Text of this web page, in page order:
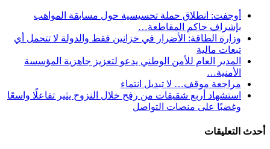
أوجفت: انطلاق حملة تحسيسية حول مسابقة المواهب
بإشراف حاكم المقاطعة…
وزارة الطاقة: الأضرار في خزانين فقط والدولة لا تتحمل أي
تبعات مالية
المدير العام للأمن الوطني يدعو لتعزيز جاهزية المؤسسة
الأمنية…
مراجعة موقف… لا تبديل انتماء
استشهاد أربع شقيقات من رفح خلال النزوح يثير تفاعلًا واسعًا
وغضبًا على منصات التواصل
أحدث التعليقات